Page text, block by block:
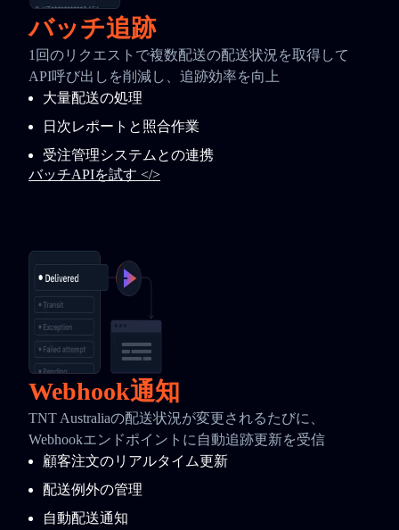
バッチ追跡
1回のリクエストで複数配送の配送状況を取得して
API呼び出しを削減し、追跡効率を向上
大量配送の処理
日次レポートと照合作業
受注管理システムとの連携
バッチAPIを試す </>
Webhook通知
TNT Australiaの配送状況が変更されるたびに、
Webhookエンドポイントに自動追跡更新を受信
顧客注文のリアルタイム更新
配送例外の管理
自動配送通知